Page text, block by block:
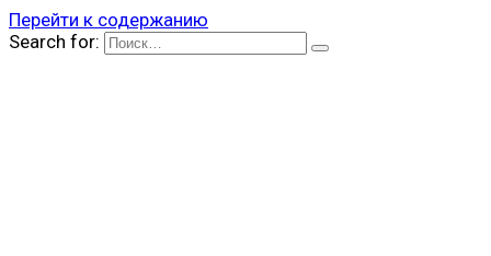
Перейти к содержанию
Search for: